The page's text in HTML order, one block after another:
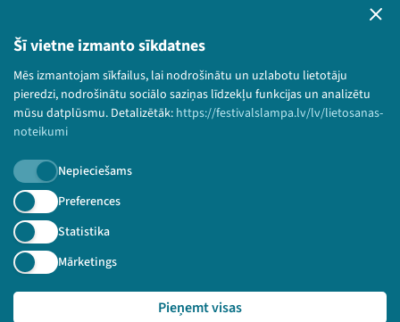
Šī vietne izmanto sīkdatnes
Mēs izmantojam sīkfailus, lai nodrošinātu un uzlabotu lietotāju
pieredzi, nodrošinātu sociālo saziņas līdzekļu funkcijas un analizētu
mūsu datplūsmu. Detalizētāk: https://festivalslampa.lv/lv/lietosanas-
noteikumi
Nepieciešams
Preferences
Statistika
Mārketings
Pieņemt visas
Lietošanas noteikumi un sīkdatņu politika
Bērnu aizsardzības politika
© 2026 Sarunu festivāls LAMPA Visas tiesības
paturētas.
Piesakies jaunumiem!
Nepalaid garām aktuālāko informāciju!